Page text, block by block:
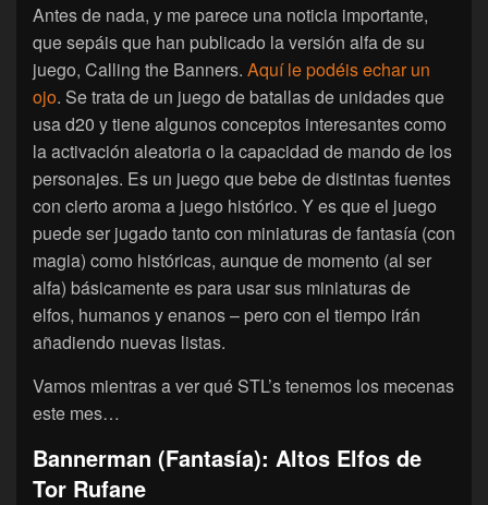
Antes de nada, y me parece una noticia importante,
que sepáis que han publicado la versión alfa de su
juego, Calling the Banners. Aquí le podéis echar un
ojo. Se trata de un juego de batallas de unidades que
usa d20 y tiene algunos conceptos interesantes como
la activación aleatoria o la capacidad de mando de los
personajes. Es un juego que bebe de distintas fuentes
con cierto aroma a juego histórico. Y es que el juego
puede ser jugado tanto con miniaturas de fantasía (con
magia) como históricas, aunque de momento (al ser
alfa) básicamente es para usar sus miniaturas de
elfos, humanos y enanos – pero con el tiempo irán
añadiendo nuevas listas.
Vamos mientras a ver qué STL’s tenemos los mecenas
este mes…
Bannerman (Fantasía): Altos Elfos de
Tor Rufane